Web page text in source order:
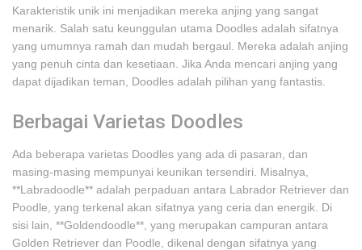
Karakteristik unik ini menjadikan mereka anjing yang sangat
menarik. Salah satu keunggulan utama Doodles adalah sifatnya
yang umumnya ramah dan mudah bergaul. Mereka adalah anjing
yang penuh cinta dan kesetiaan. Jika Anda mencari anjing yang
dapat dijadikan teman, Doodles adalah pilihan yang fantastis.
Berbagai Varietas Doodles
Ada beberapa varietas Doodles yang ada di pasaran, dan
masing-masing mempunyai keunikan tersendiri. Misalnya,
**Labradoodle** adalah perpaduan antara Labrador Retriever dan
Poodle, yang terkenal akan sifatnya yang ceria dan energik. Di
sisi lain, **Goldendoodle**, yang merupakan campuran antara
Golden Retriever dan Poodle, dikenal dengan sifatnya yang